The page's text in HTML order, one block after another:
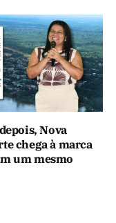
Nova
chega à marca
um mesmo